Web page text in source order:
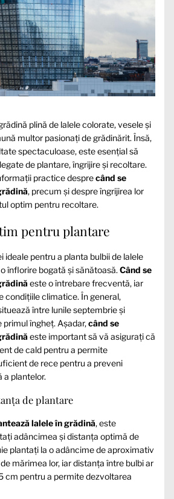
plină de lalele colorate, vesele și
multor pasionați de grădinărit. Însă,
spectaculoase, este esențial să
de plantare, îngrijire și recoltare.
practice desprecând se
, precum și despre îngrijirea lor
optim pentru recoltare.
pentru plantare
ideale pentru a planta bulbii de lalele
înflorire bogată și sănătoasă. Când se
este o întrebare frecventă, iar
condițiile climatice. În general,
între lunile septembrie și
primul îngheț. Așadar,când se
este important să vă asigurați că
de cald pentru a permite
de rece pentru a preveni
plantelor.
de plantare
lalele în grădină, este
adâncimea și distanța optimă de
plantați la o adâncime de aproximativ
mărimea lor, iar distanța între bulbi ar
cm pentru a permite dezvoltarea